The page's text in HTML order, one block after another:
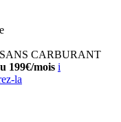
CARBURANT
199€/mois i
la